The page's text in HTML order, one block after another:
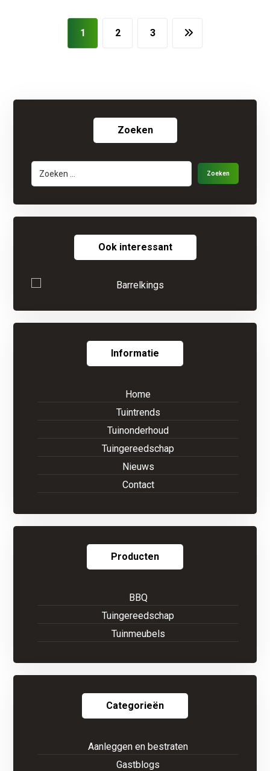
1 2 3
Zoeken
Ook interessant
Informatie
Home
Tuintrends
Tuinonderhoud
Tuingereedschap
Nieuws
Contact
Producten
BBQ
Tuingereedschap
Tuinmeubels
Categorieën
Aanleggen en bestraten
Gastblogs